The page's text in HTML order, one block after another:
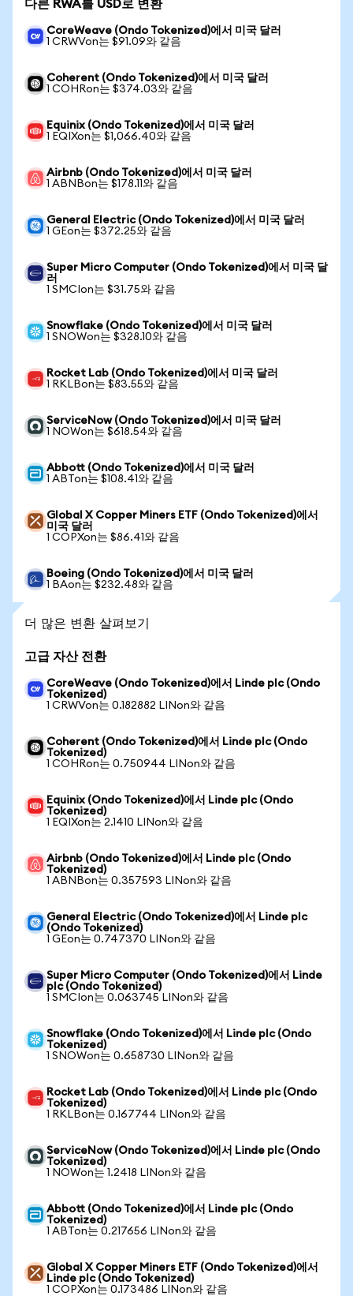
다른 RWA를 USD로 변환
CoreWeave (Ondo Tokenized)에서 미국 달러
1 CRWVon는 $91.09와 같음
Coherent (Ondo Tokenized)에서 미국 달러
1 COHRon는 $374.03와 같음
Equinix (Ondo Tokenized)에서 미국 달러
1 EQIXon는 $1,066.40와 같음
Airbnb (Ondo Tokenized)에서 미국 달러
1 ABNBon는 $178.11와 같음
General Electric (Ondo Tokenized)에서 미국 달러
1 GEon는 $372.25와 같음
Super Micro Computer (Ondo Tokenized)에서 미국 달
러
1 SMCIon는 $31.75와 같음
Snowflake (Ondo Tokenized)에서 미국 달러
1 SNOWon는 $328.10와 같음
Rocket Lab (Ondo Tokenized)에서 미국 달러
1 RKLBon는 $83.55와 같음
ServiceNow (Ondo Tokenized)에서 미국 달러
1 NOWon는 $618.54와 같음
Abbott (Ondo Tokenized)에서 미국 달러
1 ABTon는 $108.41와 같음
Global X Copper Miners ETF (Ondo Tokenized)에서
미국 달러
1 COPXon는 $86.41와 같음
Boeing (Ondo Tokenized)에서 미국 달러
1 BAon는 $232.48와 같음
더 많은 변환 살펴보기
고급 자산 전환
CoreWeave (Ondo Tokenized)에서 Linde plc (Ondo
Tokenized)
1 CRWVon는 0.182882 LINon와 같음
Coherent (Ondo Tokenized)에서 Linde plc (Ondo
Tokenized)
1 COHRon는 0.750944 LINon와 같음
Equinix (Ondo Tokenized)에서 Linde plc (Ondo
Tokenized)
1 EQIXon는 2.1410 LINon와 같음
Airbnb (Ondo Tokenized)에서 Linde plc (Ondo
Tokenized)
1 ABNBon는 0.357593 LINon와 같음
General Electric (Ondo Tokenized)에서 Linde plc
(Ondo Tokenized)
1 GEon는 0.747370 LINon와 같음
Super Micro Computer (Ondo Tokenized)에서 Linde
plc (Ondo Tokenized)
1 SMCIon는 0.063745 LINon와 같음
Snowflake (Ondo Tokenized)에서 Linde plc (Ondo
Tokenized)
1 SNOWon는 0.658730 LINon와 같음
Rocket Lab (Ondo Tokenized)에서 Linde plc (Ondo
Tokenized)
1 RKLBon는 0.167744 LINon와 같음
ServiceNow (Ondo Tokenized)에서 Linde plc (Ondo
Tokenized)
1 NOWon는 1.2418 LINon와 같음
Abbott (Ondo Tokenized)에서 Linde plc (Ondo
Tokenized)
1 ABTon는 0.217656 LINon와 같음
Global X Copper Miners ETF (Ondo Tokenized)에서
Linde plc (Ondo Tokenized)
1 COPXon는 0.173486 LINon와 같음